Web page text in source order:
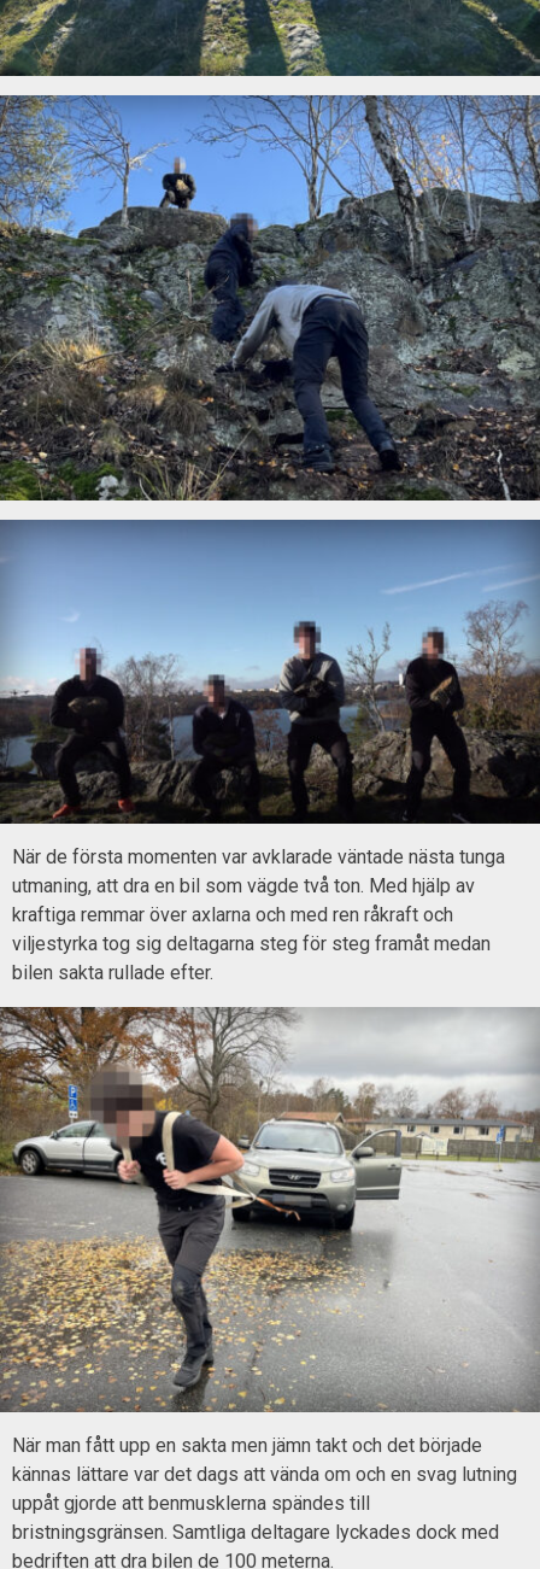
När de första momenten var avklarade väntade nästa tunga
utmaning, att dra en bil som vägde två ton. Med hjälp av
kraftiga remmar över axlarna och med ren råkraft och
viljestyrka tog sig deltagarna steg för steg framåt medan
bilen sakta rullade efter.
När man fått upp en sakta men jämn takt och det började
kännas lättare var det dags att vända om och en svag lutning
uppåt gjorde att benmusklerna spändes till
bristningsgränsen. Samtliga deltagare lyckades dock med
bedriften att dra bilen de 100 meterna.